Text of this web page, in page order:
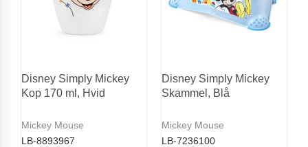
Disney Simply Mickey
Kop 170 ml, Hvid
Mickey Mouse
LB-8893967
Disney Simply Mickey
Skammel, Blå
Mickey Mouse
LB-7236100